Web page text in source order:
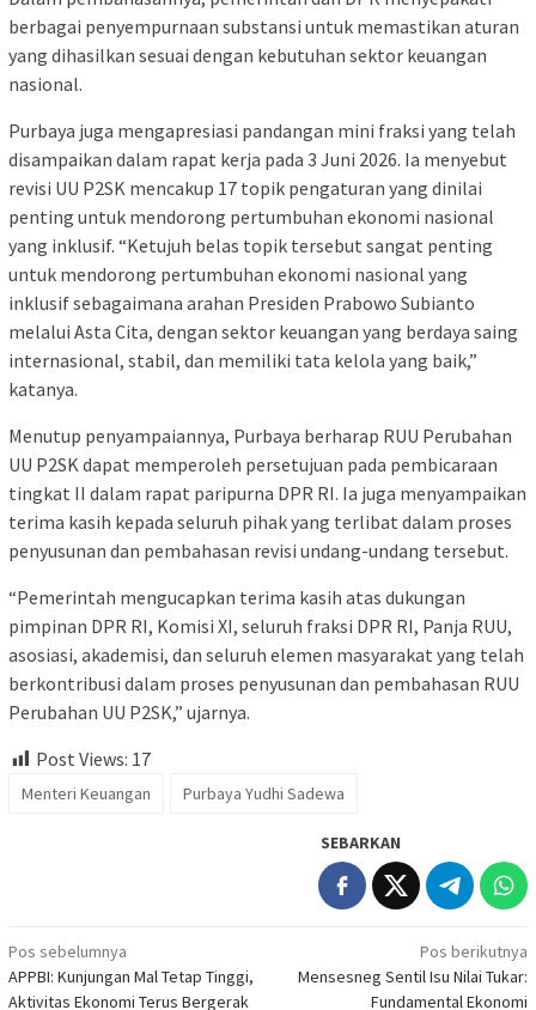
berbagai penyempurnaan substansi untuk memastikan aturan
yang dihasilkan sesuai dengan kebutuhan sektor keuangan
nasional.
Purbaya juga mengapresiasi pandangan mini fraksi yang telah
disampaikan dalam rapat kerja pada 3 Juni 2026. Ia menyebut
revisi UU P2SK mencakup 17 topik pengaturan yang dinilai
penting untuk mendorong pertumbuhan ekonomi nasional
yang inklusif. “Ketujuh belas topik tersebut sangat penting
untuk mendorong pertumbuhan ekonomi nasional yang
inklusif sebagaimana arahan Presiden Prabowo Subianto
melalui Asta Cita, dengan sektor keuangan yang berdaya saing
internasional, stabil, dan memiliki tata kelola yang baik,”
katanya.
Menutup penyampaiannya, Purbaya berharap RUU Perubahan
UU P2SK dapat memperoleh persetujuan pada pembicaraan
tingkat II dalam rapat paripurna DPR RI. Ia juga menyampaikan
terima kasih kepada seluruh pihak yang terlibat dalam proses
penyusunan dan pembahasan revisi undang-undang tersebut.
“Pemerintah mengucapkan terima kasih atas dukungan
pimpinan DPR RI, Komisi XI, seluruh fraksi DPR RI, Panja RUU,
asosiasi, akademisi, dan seluruh elemen masyarakat yang telah
berkontribusi dalam proses penyusunan dan pembahasan RUU
Perubahan UU P2SK,” ujarnya.
Post Views: 17
Menteri Keuangan Purbaya Yudhi Sadewa
SEBARKAN
Navigasi
pos
Pos sebelumnya
APPBI: Kunjungan Mal Tetap Tinggi,
Aktivitas Ekonomi Terus Bergerak
Pos berikutnya
​Mensesneg Sentil Isu Nilai Tukar:
Fundamental Ekonomi